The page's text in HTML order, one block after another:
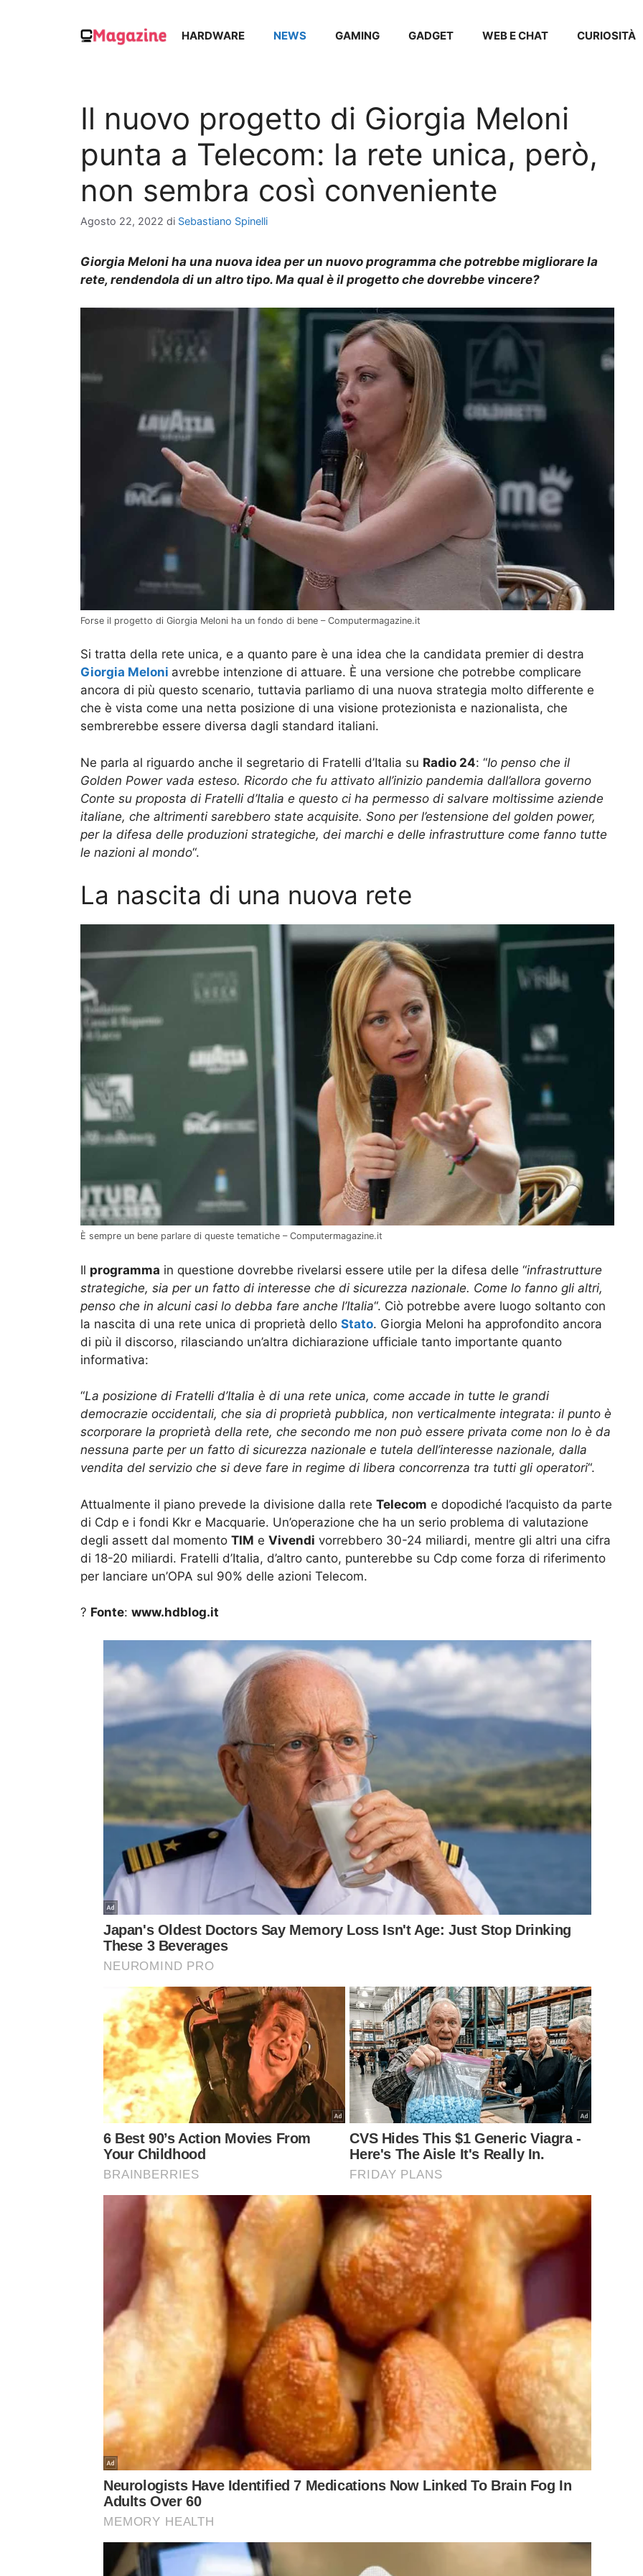
HARDWARE NEWS GAMING GADGET WEB E CHAT CURIOSITÀ
Il nuovo progetto di Giorgia Meloni
punta a Telecom: la rete unica, però,
non sembra così conveniente
Agosto 22, 2022 di Sebastiano Spinelli
Giorgia Meloni ha una nuova idea perun nuovo programma che potrebbe migliorare la
rete, rendendola di un altro tipo. Ma qual è il progetto che dovrebbe vincere?
Forse il progetto di Giorgia Meloni ha un fondo di bene – Computermagazine.it
Si tratta della rete unica, e a quanto pare è una idea che la candidata premier di destra
Giorgia Meloni avrebbe intenzione di attuare. È una versione che potrebbe complicare
ancora di più questo scenario, tuttavia parliamo di una nuova strategia molto differente e
che è vista come una netta posizione di una visione protezionista e nazionalista, che
sembrerebbe essere diversa dagli standard italiani.
Ne parla al riguardo anche il segretario di Fratelli d’Italia su Radio 24: “Io penso che il
Golden Power vada esteso. Ricordo che fu attivato all’inizio pandemia dall’allora governo
Conte su proposta di Fratelli d’Italia e questo ci ha permesso di salvare moltissime aziende
italiane, che altrimenti sarebbero state acquisite. Sono per l’estensione del golden power,
per la difesa delle produzioni strategiche, dei marchi e delle infrastrutture come fanno tutte
le nazioni al mondo“.
La nascita di una nuova rete
È sempre un bene parlare di queste tematiche – Computermagazine.it
Il programma in questione dovrebbe rivelarsi essere utile per la difesa delle “infrastrutture
strategiche, sia per un fatto di interesse che di sicurezza nazionale. Come lo fanno gli altri,
penso che in alcuni casi lo debba fare anche l’Italia“. Ciò potrebbe avere luogo soltanto con
la nascita di una rete unica di proprietà dello Stato. Giorgia Meloni ha approfondito ancora
di più il discorso, rilasciando un’altra dichiarazione ufficiale tanto importante quanto
informativa:
“La posizione di Fratelli d’Italia è di una rete unica, come accade in tutte le grandi
democrazie occidentali, che sia di proprietà pubblica, non verticalmente integrata: il punto è
scorporare la proprietà della rete, che secondo me non può essere privata come non lo è da
nessuna parte per un fatto di sicurezza nazionale e tutela dell’interesse nazionale, dalla
vendita del servizio che si deve fare in regime di libera concorrenza tra tutti gli operatori“.
Attualmente il piano prevede la divisione dalla rete Telecom e dopodiché l’acquisto da parte
di Cdp e i fondi Kkr e Macquarie. Un’operazione che ha un serio problema di valutazione
degli assett dal momento TIM e Vivendi vorrebbero 30-24 miliardi, mentre gli altri una cifra
di 18-20 miliardi. Fratelli d’Italia, d’altro canto, punterebbe su Cdp come forza di riferimento
per lanciare un’OPA sul 90% delle azioni Telecom.
? Fonte: www.hdblog.it